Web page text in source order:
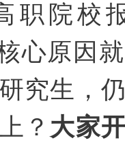
职院校
心原因
究生，
？ 大家